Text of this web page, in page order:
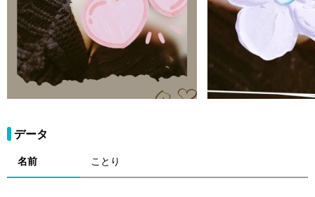
データ
名前 ことり